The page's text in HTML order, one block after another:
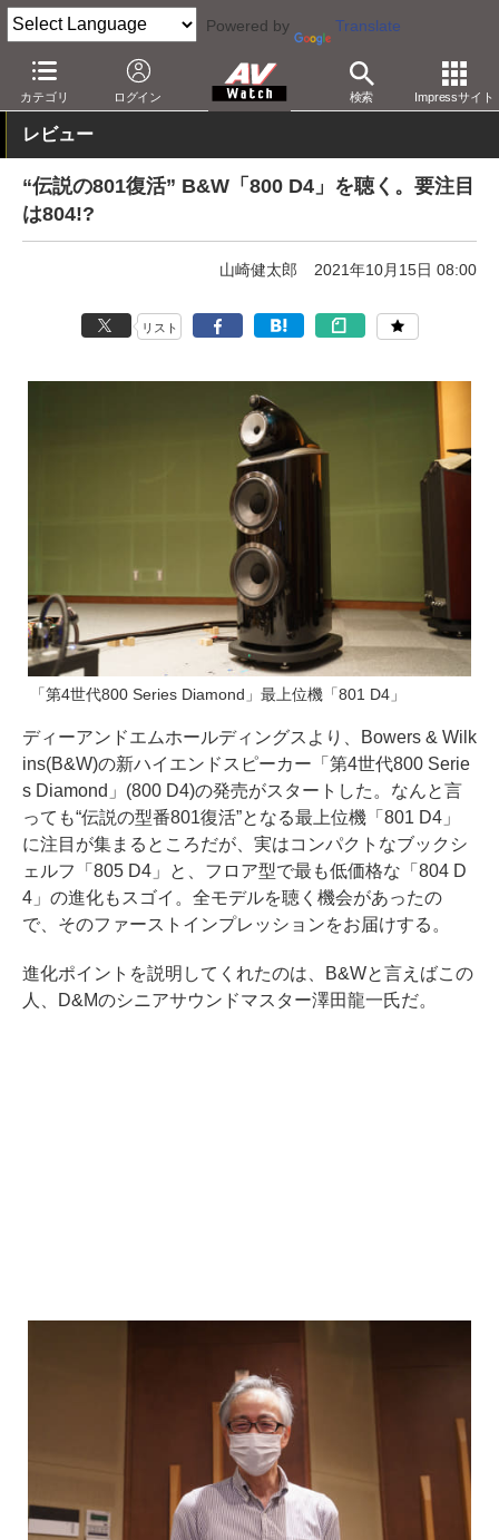
Powered by Translate
カテゴリ ログイン 検索 Impressサイト
AV Watch 製品 オーディオスピーカー
レビュー
“伝説の801復活” B&W「800 D4」を聴く。要注目
は804!?
山崎健太郎 2021年10月15日 08:00
リスト
「第4世代800 Series Diamond」最上位機「801 D4」
ディーアンドエムホールディングスより、Bowers & Wilk
ins(B&W)の新ハイエンドスピーカー「第4世代800 Serie
s Diamond」(800 D4)の発売がスタートした。なんと言
っても“伝説の型番801復活”となる最上位機「801 D4」
に注目が集まるところだが、実はコンパクトなブックシ
ェルフ「805 D4」と、フロア型で最も低価格な「804 D
4」の進化もスゴイ。全モデルを聴く機会があったの
で、そのファーストインプレッションをお届けする。
進化ポイントを説明してくれたのは、B&Wと言えばこの
人、D&Mのシニアサウンドマスター澤田龍一氏だ。